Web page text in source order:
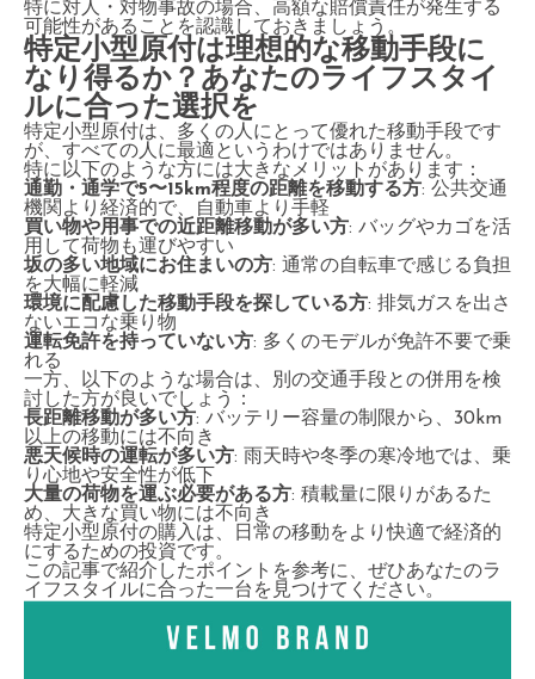
特に対人・対物事故の場合、高額な賠償責任が発生する
可能性があることを認識しておきましょう。
特定小型原付は理想的な移動手段に
なり得るか？あなたのライフスタイ
ルに合った選択を
特定小型原付は、多くの人にとって優れた移動手段です
が、すべての人に最適というわけではありません。
特に以下のような方には大きなメリットがあります：
通勤・通学で5〜15km程度の距離を移動する方: 公共交通
機関より経済的で、自動車より手軽
買い物や用事での近距離移動が多い方: バッグやカゴを活
用して荷物も運びやすい
坂の多い地域にお住まいの方: 通常の自転車で感じる負担
を大幅に軽減
環境に配慮した移動手段を探している方: 排気ガスを出さ
ないエコな乗り物
運転免許を持っていない方: 多くのモデルが免許不要で乗
れる
一方、以下のような場合は、別の交通手段との併用を検
討した方が良いでしょう：
長距離移動が多い方: バッテリー容量の制限から、30km
以上の移動には不向き
悪天候時の運転が多い方: 雨天時や冬季の寒冷地では、乗
り心地や安全性が低下
大量の荷物を運ぶ必要がある方: 積載量に限りがあるた
め、大きな買い物には不向き
特定小型原付の購入は、日常の移動をより快適で経済的
にするための投資です。
この記事で紹介したポイントを参考に、ぜひあなたのラ
イフスタイルに合った一台を見つけてください。